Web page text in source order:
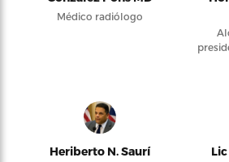
Médico radiólogo
Heriberto N. Saurí